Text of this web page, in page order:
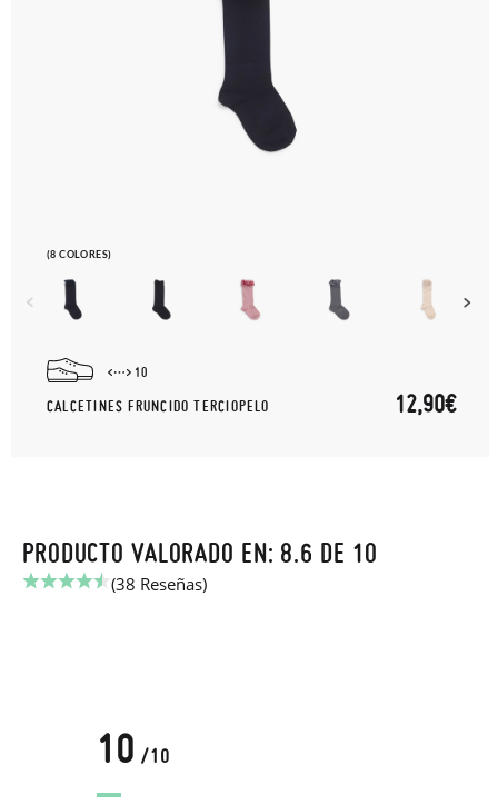
(8 COLORES)
10
CALCETINES FRUNCIDO TERCIOPELO 12,90€
PRODUCTO VALORADO EN: 8.6 DE 10
(38 Reseñas)
10 /10